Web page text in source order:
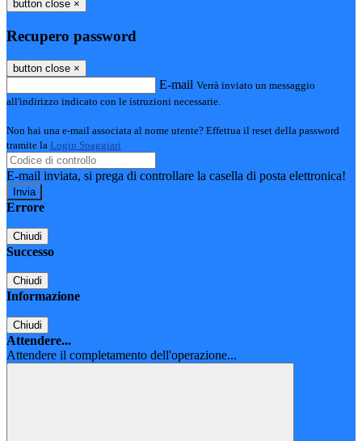
button close ×
Recupero password
button close ×
E-mail Verrà inviato un messaggio
all'indirizzo indicato con le istruzioni necessarie.
Non hai una e-mail associata al nome utente? Effettua il reset della password
tramite la Login Spaggiari
E-mail inviata, si prega di controllare la casella di posta elettronica!
Errore
Chiudi
Successo
Chiudi
Informazione
Chiudi
Attendere...
Attendere il completamento dell'operazione...